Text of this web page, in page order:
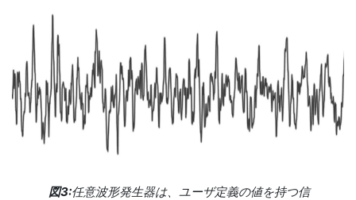
図3:任意波形発生器は、ユーザ定義の値を持つ信